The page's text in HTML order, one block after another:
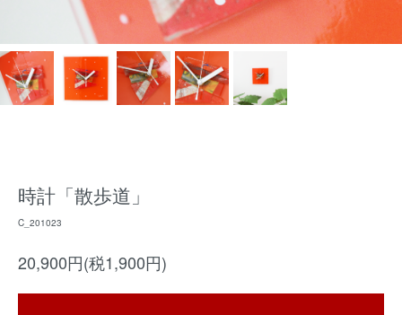
時計「散歩道」
C_201023
20,900円(税1,900円)